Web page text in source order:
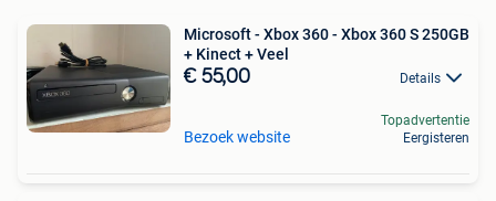
Microsoft - Xbox 360 - Xbox 360 S 250GB
+ Kinect + Veel
€ 55,00 Details
Bezoek website
Topadvertentie
Eergisteren